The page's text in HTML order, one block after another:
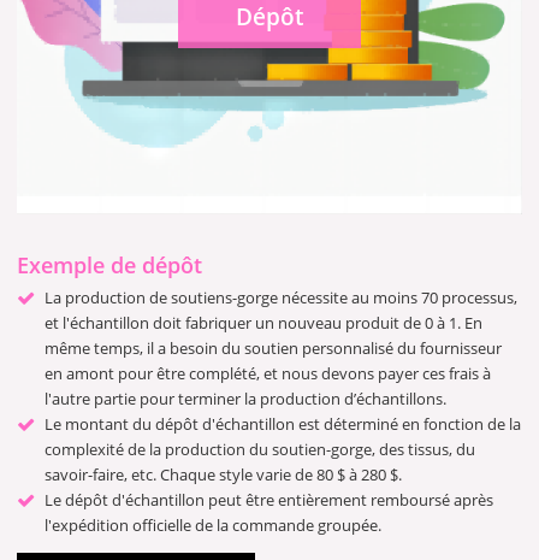
Dépôt
Exemple de dépôt
La production de soutiens-gorge nécessite au moins 70 processus,
et l'échantillon doit fabriquer un nouveau produit de 0 à 1. En
même temps, il a besoin du soutien personnalisé du fournisseur
en amont pour être complété, et nous devons payer ces frais à
l'autre partie pour terminer la production d’échantillons.
Le montant du dépôt d'échantillon est déterminé en fonction de la
complexité de la production du soutien-gorge, des tissus, du
savoir-faire, etc. Chaque style varie de 80 $ à 280 $.
Le dépôt d'échantillon peut être entièrement remboursé après
l'expédition officielle de la commande groupée.